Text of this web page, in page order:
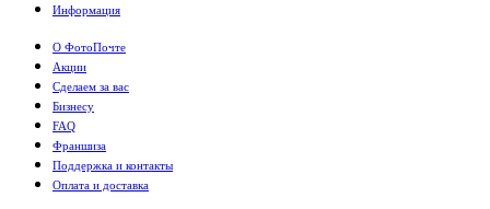
Информация
О ФотоПочте
Акции
Сделаем за вас
Бизнесу
FAQ
Франшиза
Поддержка и контакты
Оплата и доставка